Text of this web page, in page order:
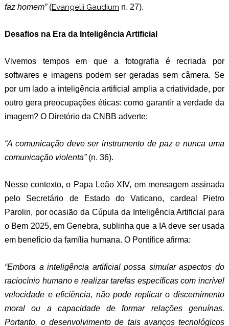
faz homem”(Evangelii Gaudium n. 27).
Desafios na Era da Inteligência Artificial
Vivemos tempos em que a fotografia é recriada por
softwares e imagens podem ser geradas sem câmera. Se
por um lado a inteligência artificial amplia a criatividade, por
outro gera preocupações éticas: como garantir a verdade da
imagem? O Diretório da CNBB adverte:
“A comunicação deve ser instrumento de paz e nunca uma
comunicação violenta”(n. 36).
Nesse contexto, o Papa Leão XIV, em mensagem assinada
pelo Secretário de Estado do Vaticano, cardeal Pietro
Parolin, por ocasião da Cúpula da Inteligência Artificial para
o Bem 2025, em Genebra, sublinha que a IA deve ser usada
em benefício da família humana. O Pontífice afirma:
“Embora a inteligência artificial possa simular aspectos do
raciocínio humano e realizar tarefas específicas com incrível
velocidade e eficiência, não pode replicar o discernimento
moral ou a capacidade de formar relações genuínas.
Portanto, o desenvolvimento de tais avanços tecnológicos